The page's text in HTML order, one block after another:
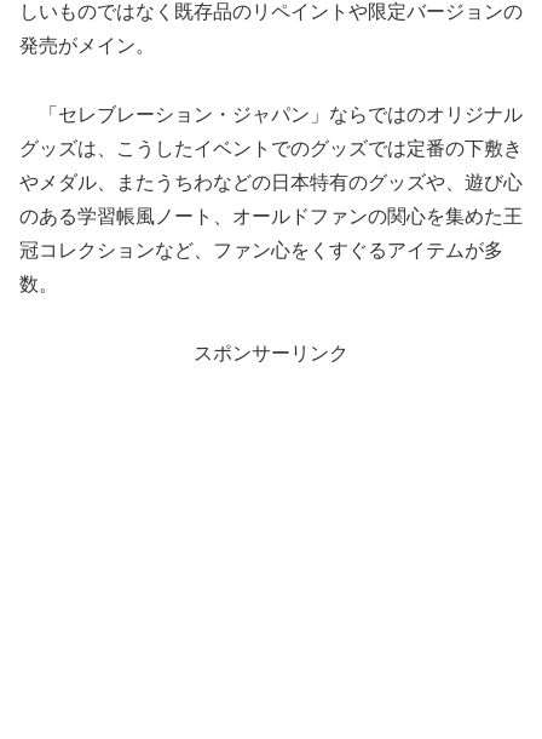
しいものではなく既存品のリペイントや限定バージョンの
発売がメイン。
「セレブレーション・ジャパン」ならではのオリジナル
グッズは、こうしたイベントでのグッズでは定番の下敷き
やメダル、またうちわなどの日本特有のグッズや、遊び心
のある学習帳風ノート、オールドファンの関心を集めた王
冠コレクションなど、ファン心をくすぐるアイテムが多
数。
スポンサーリンク